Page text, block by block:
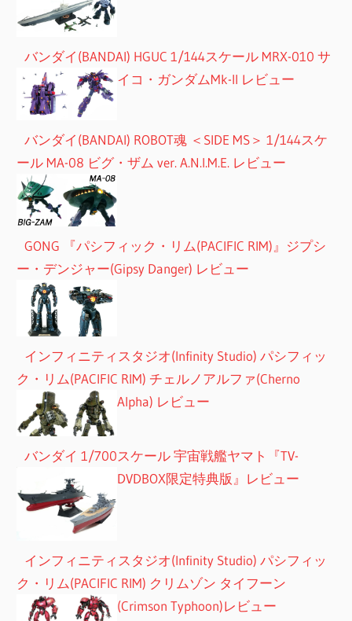
バンダイ(BANDAI) HGUC 1/144スケール MRX-010 サ
イコ・ガンダムMk-II レビュー
バンダイ(BANDAI) ROBOT魂 ＜SIDE MS＞ 1/144スケ
ール MA-08 ビグ・ザム ver. A.N.I.M.E. レビュー
GONG 『パシフィック・リム(PACIFIC RIM)』ジプシ
ー・デンジャー(Gipsy Danger) レビュー
インフィニティスタジオ(Infinity Studio) パシフィッ
ク・リム(PACIFIC RIM) チェルノアルファ(Cherno
Alpha) レビュー
バンダイ 1/700スケール 宇宙戦艦ヤマト『TV-
DVDBOX限定特典版』レビュー
インフィニティスタジオ(Infinity Studio) パシフィッ
ク・リム(PACIFIC RIM) クリムゾン タイフーン
(Crimson Typhoon)レビュー